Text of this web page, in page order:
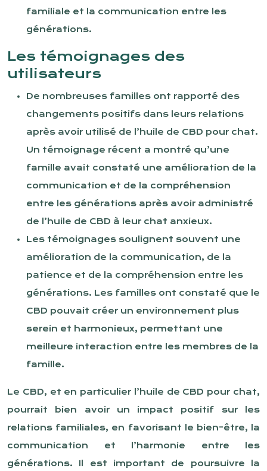
familiale et la communication entre les
générations.
Les témoignages des
utilisateurs
De nombreuses familles ont rapporté des
changements positifs dans leurs relations
après avoir utilisé de l’huile de CBD pour chat.
Un témoignage récent a montré qu’une
famille avait constaté une amélioration de la
communication et de la compréhension
entre les générations après avoir administré
de l’huile de CBD à leur chat anxieux.
Les témoignages soulignent souvent une
amélioration de la communication, de la
patience et de la compréhension entre les
générations. Les familles ont constaté que le
CBD pouvait créer un environnement plus
serein et harmonieux, permettant une
meilleure interaction entre les membres de la
famille.
Le CBD, et en particulier l’huile de CBD pour chat,
pourrait bien avoir un impact positif sur les
relations familiales, en favorisant le bien-être, la
communication et l’harmonie entre les
générations. Il est important de poursuivre la